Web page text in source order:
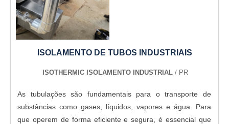
ISOLAMENTO DE TUBOS INDUSTRIAIS
ISOTHERMIC ISOLAMENTO INDUSTRIAL/ PR
As tubulações são fundamentais para o transporte de
substâncias como gases, líquidos, vapores e água. Para
que operem de forma eficiente e segura, é essencial que